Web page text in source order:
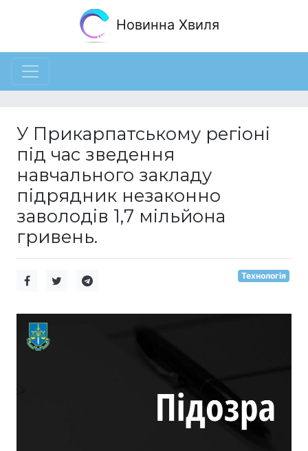
Новинна Хвиля
У Прикарпатському регіоні
під час зведення
навчального закладу
підрядник незаконно
заволодів 1,7 мільйона
гривень.
Технологія